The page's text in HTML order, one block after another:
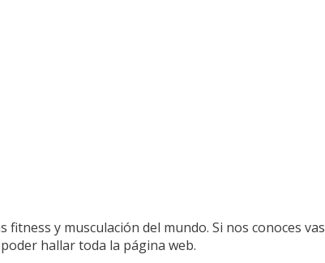
fitness y musculación del mundo. Si nos conoces vas
hallar toda la página web.